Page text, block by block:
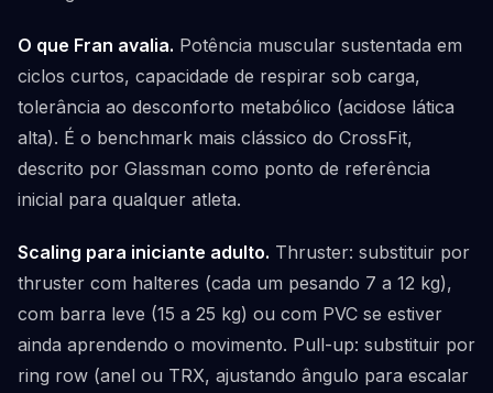
O que Fran avalia. Potência muscular sustentada em
ciclos curtos, capacidade de respirar sob carga,
tolerância ao desconforto metabólico (acidose lática
alta). É o benchmark mais clássico do CrossFit,
descrito por Glassman como ponto de referência
inicial para qualquer atleta.
Scaling para iniciante adulto. Thruster: substituir por
thruster com halteres (cada um pesando 7 a 12 kg),
com barra leve (15 a 25 kg) ou com PVC se estiver
ainda aprendendo o movimento. Pull-up: substituir por
ring row (anel ou TRX, ajustando ângulo para escalar